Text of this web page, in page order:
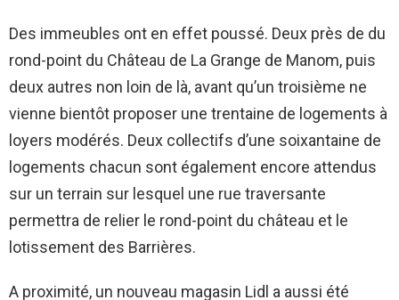
Des immeubles ont en effet poussé. Deux près de du
rond-point du Château de La Grange de Manom, puis
deux autres non loin de là, avant qu’un troisième ne
vienne bientôt proposer une trentaine de logements à
loyers modérés. Deux collectifs d’une soixantaine de
logements chacun sont également encore attendus
sur un terrain sur lesquel une rue traversante
permettra de relier le rond-point du château et le
lotissement des Barrières.
A proximité, un nouveau magasin Lidl a aussi été